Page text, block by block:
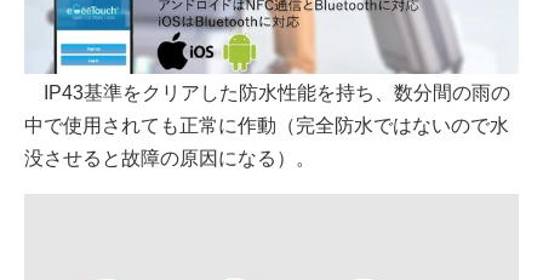
IP43基準をクリアした防水性能を持ち、数分間の雨の
中で使用されても正常に作動（完全防水ではないので水
没させると故障の原因になる）。